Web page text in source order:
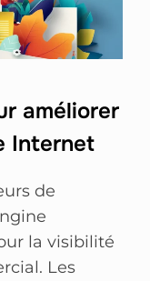
améliorer
Internet
de
la visibilité
Les